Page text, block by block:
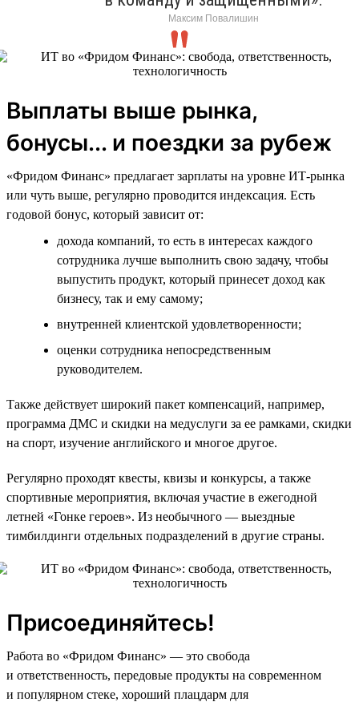
Максим Повалишин
Выплаты выше рынка,
бонусы... и поездки за рубеж
«Фридом Финанс» предлагает зарплаты на уровне ИТ-рынка
или чуть выше, регулярно проводится индексация. Есть
годовой бонус, который зависит от:
дохода компаний, то есть в интересах каждого
сотрудника лучше выполнить свою задачу, чтобы
выпустить продукт, который принесет доход как
бизнесу, так и ему самому;
внутренней клиентской удовлетворенности;
оценки сотрудника непосредственным
руководителем.
Также действует широкий пакет компенсаций, например,
программа ДМС и скидки на медуслуги за ее рамками, скидки
на спорт, изучение английского и многое другое.
Регулярно проходят квесты, квизы и конкурсы, а также
спортивные мероприятия, включая участие в ежегодной
летней «Гонке героев». Из необычного — выездные
тимбилдинги отдельных подразделений в другие страны.
Присоединяйтесь!
Работа во «Фридом Финанс» — это свобода
и ответственность, передовые продукты на современном
и популярном стеке, хороший плацдарм для